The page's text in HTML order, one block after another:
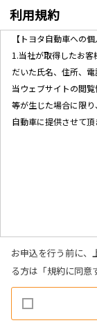
利用規約
【トヨタ自動車への
1.当社が取得したお
だいた氏名、住所、
当ウェブサイトの閲
等が生じた場合に限
自動車に提供させて頂
お申込を行う前に、
る方は「規約に同意